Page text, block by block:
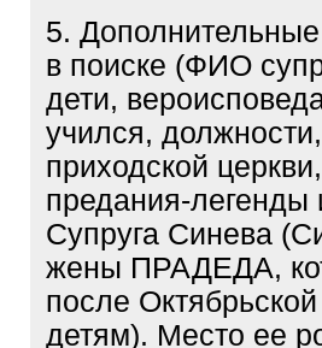
5.
в поиске (ФИО
дети,
учился,
приходской
предания-легенды
Супруга Синева
жены ПРАДЕДА,
после
детям). Место ее